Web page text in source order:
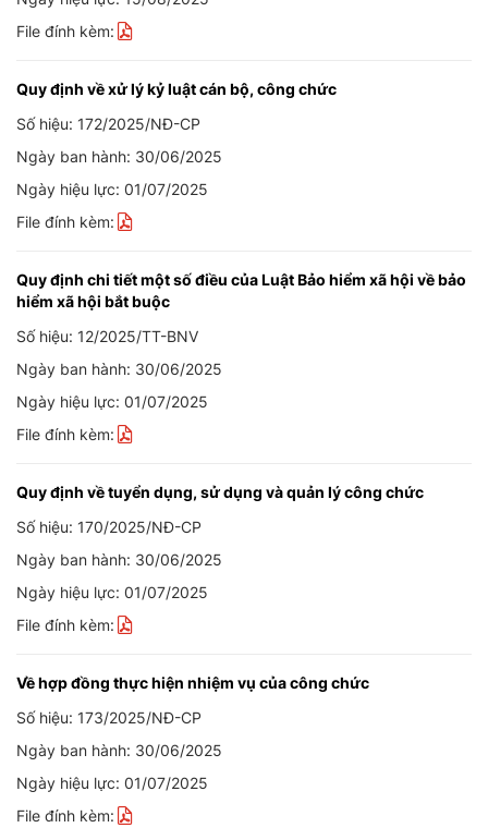
File đính kèm:
Quy định về xử lý kỷ luật cán bộ, công chức
Số hiệu: 172/2025/NĐ-CP
Ngày ban hành: 30/06/2025
Ngày hiệu lực: 01/07/2025
File đính kèm:
Quy định chi tiết một số điều của Luật Bảo hiểm xã hội về bảo
hiểm xã hội bắt buộc
Số hiệu: 12/2025/TT-BNV
Ngày ban hành: 30/06/2025
Ngày hiệu lực: 01/07/2025
File đính kèm:
Quy định về tuyển dụng, sử dụng và quản lý công chức
Số hiệu: 170/2025/NĐ-CP
Ngày ban hành: 30/06/2025
Ngày hiệu lực: 01/07/2025
File đính kèm:
Về hợp đồng thực hiện nhiệm vụ của công chức
Số hiệu: 173/2025/NĐ-CP
Ngày ban hành: 30/06/2025
Ngày hiệu lực: 01/07/2025
File đính kèm: